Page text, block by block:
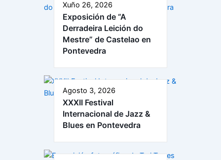
Xuño 26, 2026
Exposición de “A
Derradeira Leición do
Mestre” de Castelao en
Pontevedra
Agosto 3, 2026
XXXII Festival
Internacional de Jazz &
Blues en Pontevedra